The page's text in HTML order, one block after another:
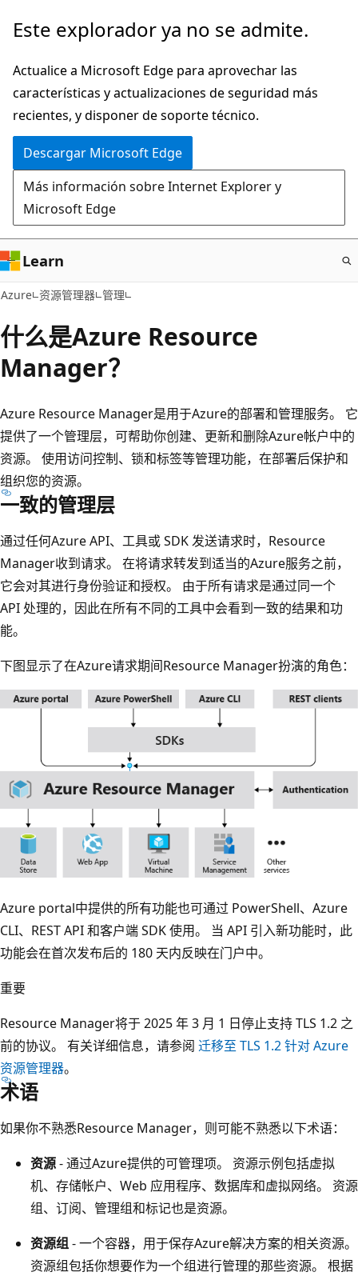
Ir
contenido
principal
Este explorador ya no se admite.
Actualice a Microsoft Edge para aprovechar las
características y actualizaciones de seguridad más
recientes, y disponer de soporte técnico.
Descargar Microsoft Edge
Más información sobre Internet Explorer y
Microsoft Edge
Learn
Azure 资源管理器 管理
什么是Azure Resource
Manager？
Azure Resource Manager是用于Azure的部署和管理服务。 它
提供了一个管理层，可帮助你创建、更新和删除Azure帐户中的
资源。 使用访问控制、锁和标签等管理功能，在部署后保护和
组织您的资源。
一致的管理层
通过任何Azure API、工具或 SDK 发送请求时，Resource
Manager收到请求。 在将请求转发到适当的Azure服务之前，
它会对其进行身份验证和授权。 由于所有请求是通过同一个
API 处理的，因此在所有不同的工具中会看到一致的结果和功
能。
下图显示了在Azure请求期间Resource Manager扮演的角色：
Azure portal中提供的所有功能也可通过 PowerShell、Azure
CLI、REST API 和客户端 SDK 使用。 当 API 引入新功能时，此
功能会在首次发布后的 180 天内反映在门户中。
重要
Resource Manager将于 2025 年 3 月 1 日停止支持 TLS 1.2 之
前的协议。 有关详细信息，请参阅 迁移至 TLS 1.2 针对 Azure
资源管理器。
术语
如果你不熟悉Resource Manager，则可能不熟悉以下术语：
资源- 通过Azure提供的可管理项。 资源示例包括虚拟
机、存储帐户、Web 应用程序、数据库和虚拟网络。 资源
组、订阅、管理组和标记也是资源。
资源组- 一个容器，用于保存Azure解决方案的相关资源。
资源组包括你想要作为一个组进行管理的那些资源。 根据